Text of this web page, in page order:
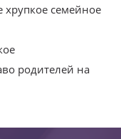
семейное
родителей на